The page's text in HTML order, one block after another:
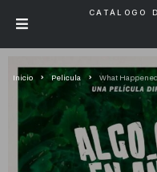
CATÁLOGO
Inicio Pelicula What